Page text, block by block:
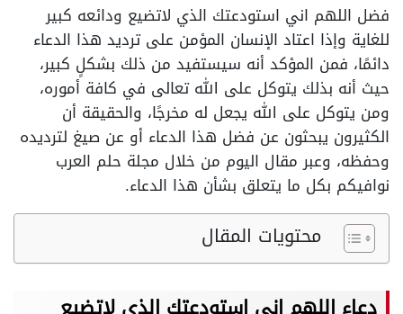
فضل اللهم اني استودعتك الذي لاتضيع ودائعه كبير
للغاية وإذا اعتاد الإنسان المؤمن على ترديد هذا الدعاء
دائمًا، فمن المؤكد أنه سيستفيد من ذلك بشكلٍ كبير،
حيث أنه بذلك يتوكل على الله تعالى في كافة أموره،
ومن يتوكل على الله يجعل له مخرجًا، والحقيقة أن
الكثيرون يبحثون عن فضل هذا الدعاء أو عن صيغ لترديده
وحفظه، وعبر مقال اليوم من خلال مجلة حلم العرب
نوافيكم بكل ما يتعلق بشأن هذا الدعاء.
محتويات المقال